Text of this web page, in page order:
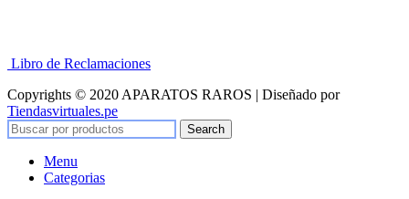
Libro de Reclamaciones
Copyrights © 2020 APARATOS RAROS | Diseñado por
Tiendasvirtuales.pe
Search
Menu
Categorias